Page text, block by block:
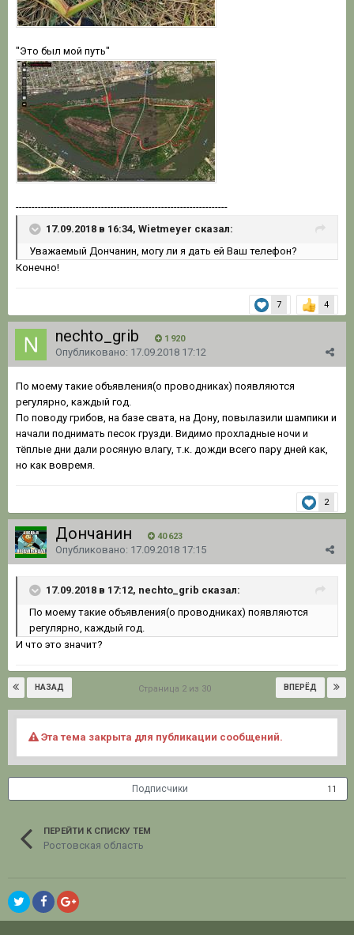
"Это был мой путь"
-------------------------------------------------------------------
17.09.2018 в 16:34, Wietmeyer сказал:
Уважаемый Дончанин, могу ли я дать ей Ваш телефон?
Конечно!
7 4
nechto_grib 1 920
Опубликовано: 17.09.2018 17:12
По моему такие объявления(о проводниках) появляются
регулярно, каждый год.
По поводу грибов, на базе свата, на Дону, повылазили шампики и
начали поднимать песок грузди. Видимо прохладные ночи и
тёплые дни дали росяную влагу, т.к. дожди всего пару дней как,
но как вовремя.
2
Дончанин 40 623
Опубликовано: 17.09.2018 17:15
17.09.2018 в 17:12, nechto_grib сказал:
По моему такие объявления(о проводниках) появляются
регулярно, каждый год.
И что это значит?
НАЗАД ВПЕРЁД
Страница 2 из 30
Эта тема закрыта для публикации сообщений.
Подписчики 11
ПЕРЕЙТИ К СПИСКУ ТЕМ
Ростовская область